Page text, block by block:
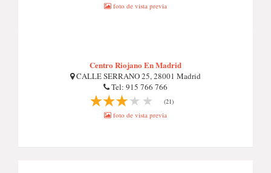
foto de vista previa
Centro Riojano En Madrid
CALLE SERRANO 25, 28001 Madrid
Tel: 915 766 766
(21)
foto de vista previa